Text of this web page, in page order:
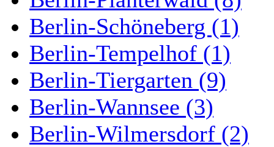
Berlin-Schöneberg (1)
Berlin-Tempelhof (1)
Berlin-Tiergarten (9)
Berlin-Wannsee (3)
Berlin-Wilmersdorf (2)